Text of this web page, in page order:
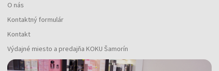
O nás
Kontaktný formulár
Kontakt
Výdajné miesto a predajňa KOKU Šamorín